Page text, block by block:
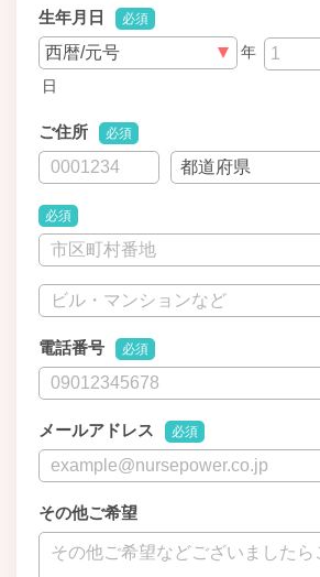
生年月日 必須
年
日
ご住所 必須
必須
電話番号 必須
メールアドレス 必須
その他ご希望